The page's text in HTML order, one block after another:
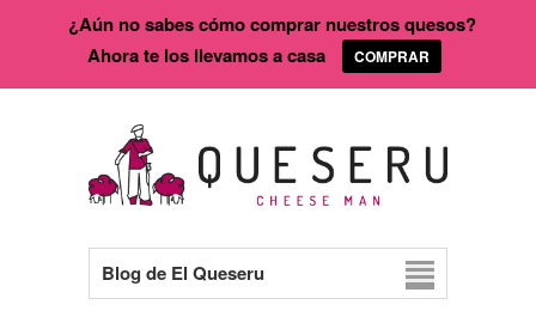
Blog de El Queseru
¿Aún no sabes cómo comprar nuestros quesos?
Ahora te los llevamos a casa
COMPRAR